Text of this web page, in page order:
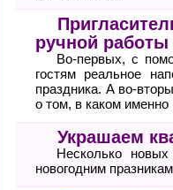
ручной работы
Во-первых, с
гостям реальное
праздника. А во-
о том, в каком
Украшаем
Несколько
новогодним